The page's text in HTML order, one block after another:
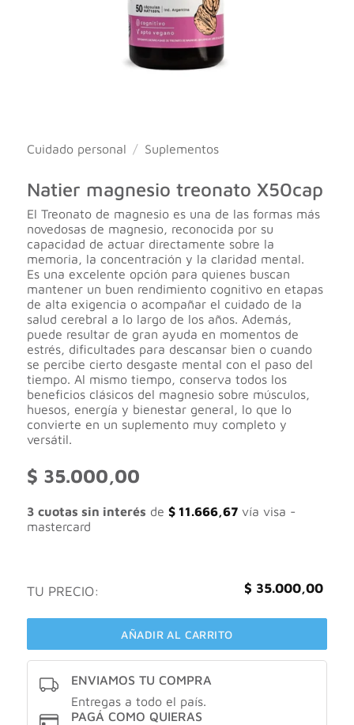
Cuidado personal / Suplementos
Natier magnesio treonato X50cap
El Treonato de magnesio es una de las formas más
novedosas de magnesio, reconocida por su
capacidad de actuar directamente sobre la
memoria, la concentración y la claridad mental.
Es una excelente opción para quienes buscan
mantener un buen rendimiento cognitivo en etapas
de alta exigencia o acompañar el cuidado de la
salud cerebral a lo largo de los años. Además,
puede resultar de gran ayuda en momentos de
estrés, dificultades para descansar bien o cuando
se percibe cierto desgaste mental con el paso del
tiempo. Al mismo tiempo, conserva todos los
beneficios clásicos del magnesio sobre músculos,
huesos, energía y bienestar general, lo que lo
convierte en un suplemento muy completo y
versátil.
$ 35.000,00
3 cuotas sin interés de $11.666,67vía visa -
mastercard
TU PRECIO: $ 35.000,00
AÑADIR AL CARRITO
ENVIAMOS TU COMPRA
Entregas a todo el país.
PAGÁ COMO QUIERAS